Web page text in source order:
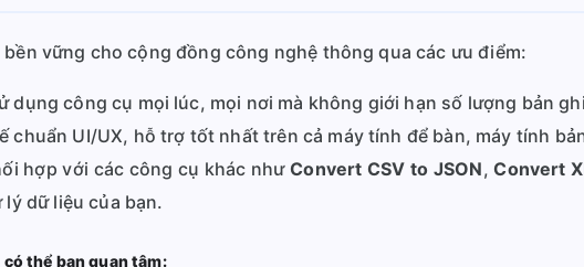
vững cho cộng đồng công nghệ thông qua các ưu điểm:
dụng công cụ mọi lúc, mọi nơi mà không giới hạn số lượng bản
chuẩn UI/UX, hỗ trợ tốt nhất trên cả máy tính để bàn, máy tính
hợp với các công cụ khác nhưConvert CSV to JSON,Convert
dữ liệu của bạn.
thể bạn quan tâm: